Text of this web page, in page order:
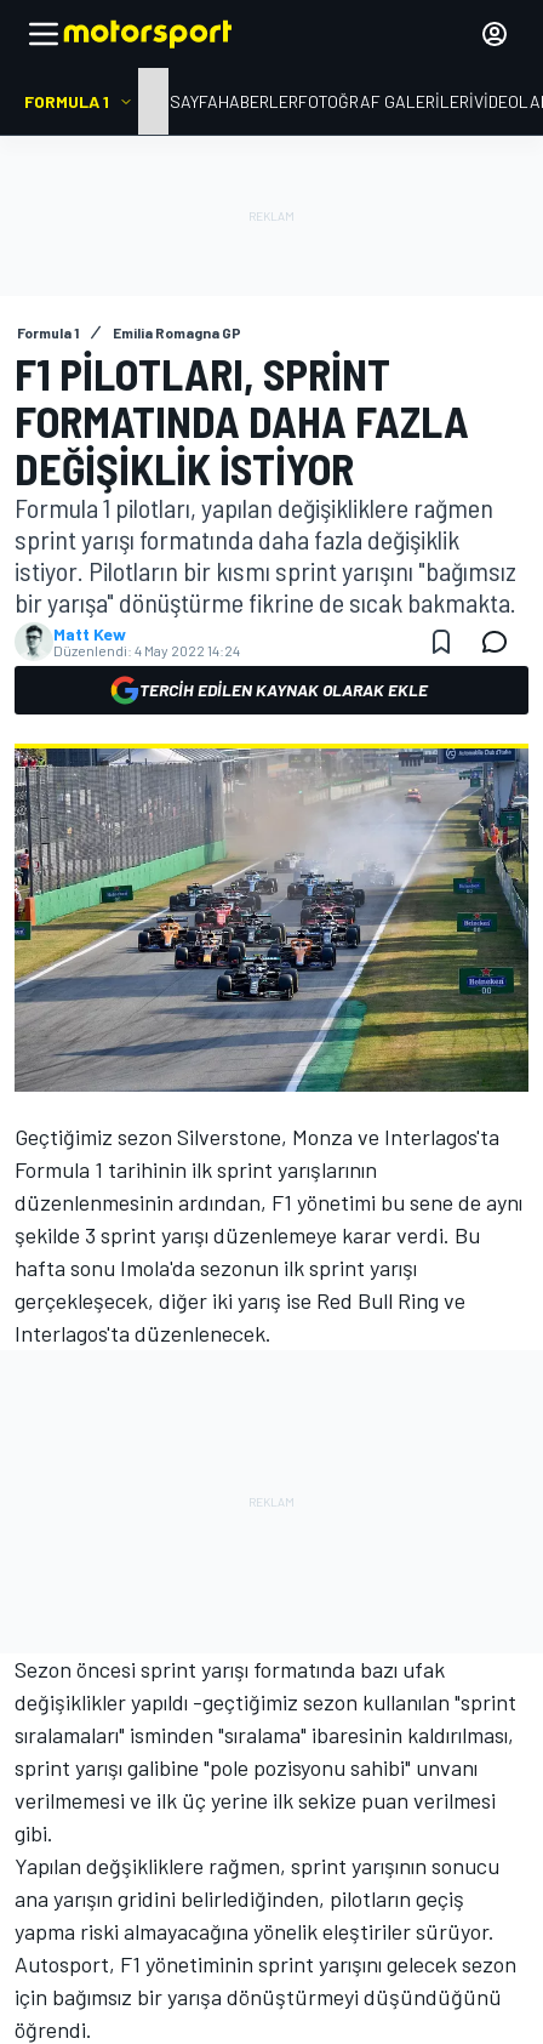
FORMULA 1 ANA SAYFAHABERLERFOTOĞRAF GALERILERI
Formula 1 Emilia Romagna GP
F1 PILOTLARI, SPRINT
FORMATINDA DAHA FAZLA
DEĞIŞIKLIK ISTIYOR
Formula 1 pilotları, yapılan değişikliklere rağmen
sprint yarışı formatında daha fazla değişiklik
istiyor. Pilotların bir kısmı sprint yarışını "bağımsız
bir yarışa" dönüştürme fikrine de sıcak bakmakta.
Matt Kew
Düzenlendi: 4 May 2022 14:24
TERCIH EDILEN KAYNAK OLARAK EKLE
Geçtiğimiz sezon Silverstone, Monza ve Interlagos'ta
Formula 1 tarihinin ilk sprint yarışlarının
düzenlenmesinin ardından, F1 yönetimi bu sene de aynı
şekilde 3 sprint yarışı düzenlemeye karar verdi. Bu
hafta sonu Imola'da sezonun ilk sprint yarışı
gerçekleşecek, diğer iki yarış ise Red Bull Ring ve
Interlagos'ta düzenlenecek.
Sezon öncesi sprint yarışı formatında bazı ufak
değişiklikler yapıldı -geçtiğimiz sezon kullanılan "sprint
sıralamaları" isminden "sıralama" ibaresinin kaldırılması,
sprint yarışı galibine "pole pozisyonu sahibi" unvanı
verilmemesi ve ilk üç yerine ilk sekize puan verilmesi
gibi.
Yapılan değşikliklere rağmen, sprint yarışının sonucu
ana yarışın gridini belirlediğinden, pilotların geçiş
yapma riski almayacağına yönelik eleştiriler sürüyor.
Autosport, F1 yönetiminin sprint yarışını gelecek sezon
için bağımsız bir yarışa dönüştürmeyi düşündüğünü
öğrendi.